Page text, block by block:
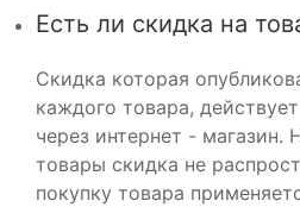
Есть ли скидка на
Скидка которая
каждого товара,
через интернет - магазин.
товары скидка не
покупку товара